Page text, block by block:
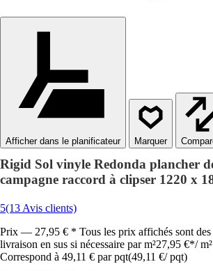
Afficher dans le planificateur
Rigid Sol vinyle Redonda plancher
campagne raccord à clipser 1220 x
5(13 Avis clients)
Prix — 27,95 € * Tous les prix affichés sont
livraison en sus si nécessaire par m²27,95 €*/ m²
Correspond à 49,11 € par pqt(49,11 €/ pqt)